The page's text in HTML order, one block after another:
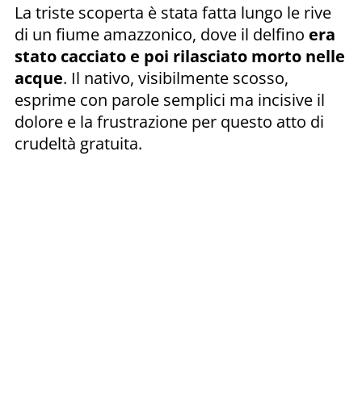
La triste scoperta è stata fatta lungo le rive
di un fiume amazzonico, dove il delfino era
stato cacciato e poi rilasciato morto nelle
acque. Il nativo, visibilmente scosso,
esprime con parole semplici ma incisive il
dolore e la frustrazione per questo atto di
crudeltà gratuita.